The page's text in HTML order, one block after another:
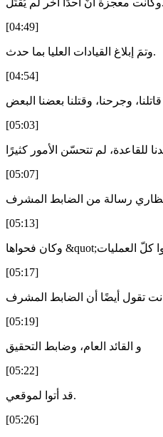
[04:49]
وتمَ إبلاغ القيادات العليا بما حدث.
[04:54]
[05:03]
[05:07]
[05:13]
[05:17]
[05:19]
و القائد العام، وضابط التحقيق
[05:22]
قد أتوا لموقعي.
[05:26]